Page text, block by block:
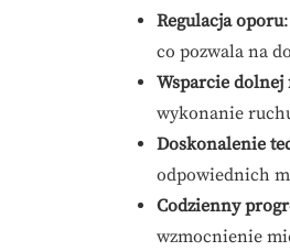
Regulacja oporu
co pozwala na
Wsparcie dolnej
wykonanie
Doskonalenie
odpowiednich
Codzienny
wzmocnienie